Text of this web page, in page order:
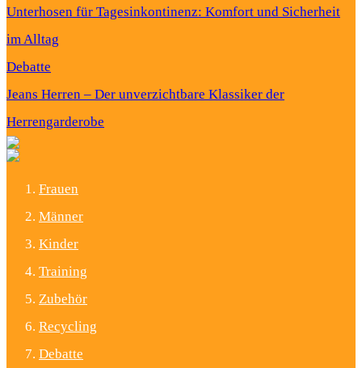
Unterhosen für Tagesinkontinenz: Komfort und Sicherheit
im Alltag
Debatte
Jeans Herren – Der unverzichtbare Klassiker der
Herrengarderobe
Frauen
Männer
Kinder
Training
Zubehör
Recycling
Debatte